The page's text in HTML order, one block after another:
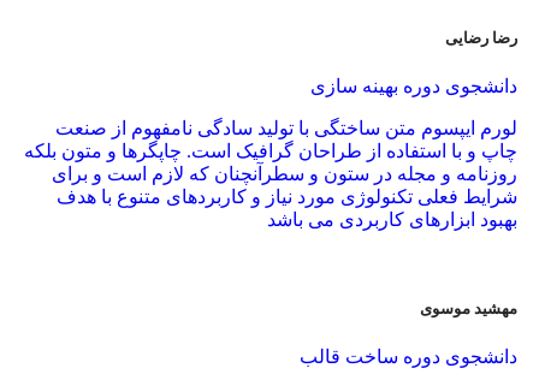
رضا رضایی
دانشجوی دوره بهینه سازی
لورم ایپسوم متن ساختگی با تولید سادگی نامفهوم از صنعت
چاپ و با استفاده از طراحان گرافیک است. چاپگرها و متون بلکه
روزنامه و مجله در ستون و سطرآنچنان که لازم است و برای
شرایط فعلی تکنولوژی مورد نیاز و کاربردهای متنوع با هدف
بهبود ابزارهای کاربردی می باشد
مهشید موسوی
دانشجوی دوره ساخت قالب